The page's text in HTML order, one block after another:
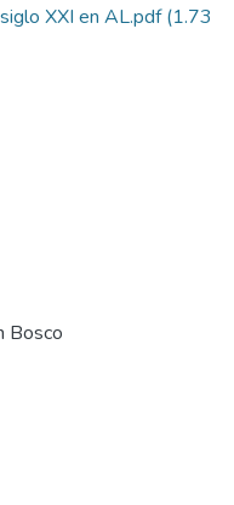
XXI en AL.pdf(1.73
Bosco